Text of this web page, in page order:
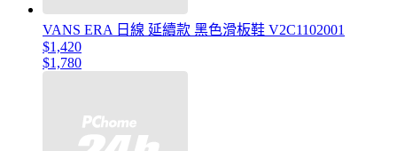
VANS ERA 日線 延續款 黑色滑板鞋 V2C1102001
$1,420
$1,780